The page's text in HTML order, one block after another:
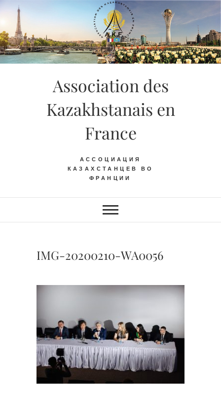
Skip
content
Association des
Kazakhstanais en
France
АССОЦИАЦИЯ
КАЗАХСТАНЦЕВ ВО
ФРАНЦИИ
IMG-20200210-WA0056